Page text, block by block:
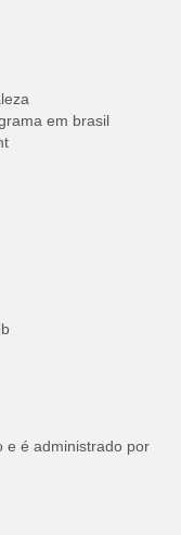
em brasil
e é administrado por